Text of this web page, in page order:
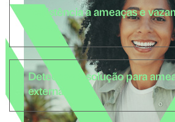
Resistência a ameaças e
dados
Detecção e solução para
externas